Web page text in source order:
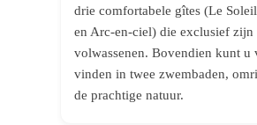
drie comfortabele gîtes (Le
en Arc-en-ciel) die exclusief zijn
volwassenen. Bovendien kunt u
vinden in twee zwembaden,
de prachtige natuur.